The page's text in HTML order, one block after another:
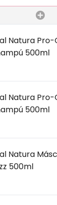
Natura Pro-
500ml
Natura Pro-
500ml
Natura
500ml